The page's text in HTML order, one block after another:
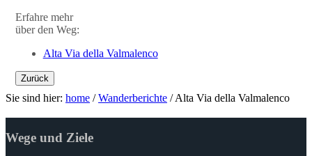
Erfahre mehr
über den Weg:
Alta Via della Valmalenco
Zurück
Sie sind hier: home /Wanderberichte /Alta Via della Valmalenco
Wege und Ziele